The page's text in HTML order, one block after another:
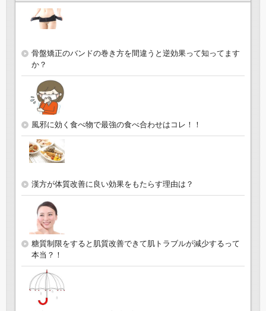
骨盤矯正のバンドの巻き方を間違うと逆効果って知ってます
か？
風邪に効く食べ物で最強の食べ合わせはコレ！！
漢方が体質改善に良い効果をもたらす理由は？
糖質制限をすると肌質改善できて肌トラブルが減少するって
本当？！